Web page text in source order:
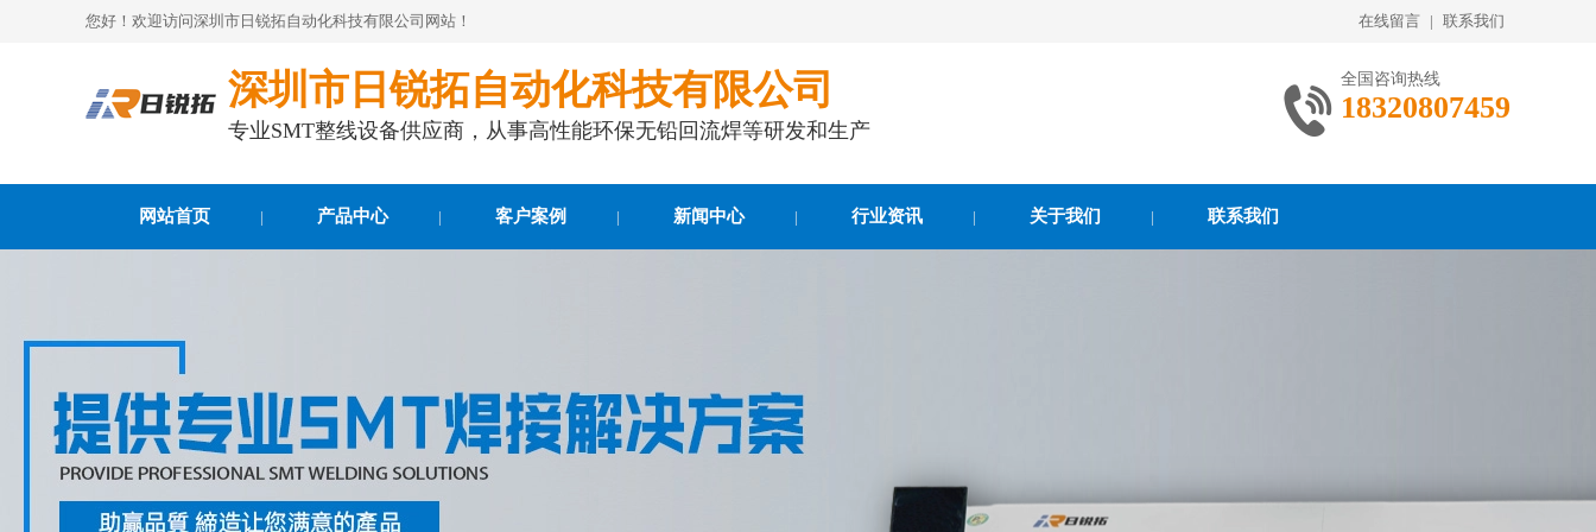
您好！欢迎访问深圳市日锐拓自动化科技有限公司网站！ 在线留言 | 联系我们
深圳市日锐拓自动化科技有限公司
专业SMT整线设备供应商，从事高性能环保无铅回流焊等研发和生产
全国咨询热线
18320807459
网站首页 产品中心 客户案例 新闻中心 行业资讯 关于我们 联系我们